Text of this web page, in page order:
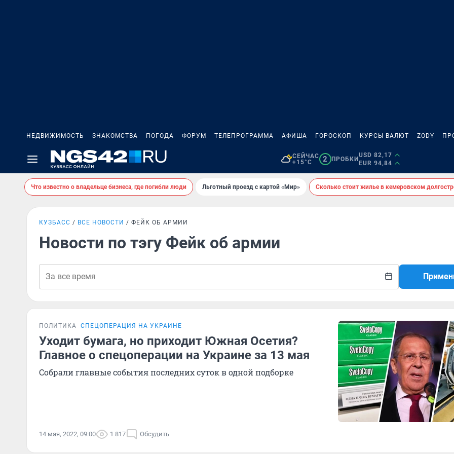
НЕДВИЖИМОСТЬ ЗНАКОМСТВА ПОГОДА ФОРУМ ТЕЛЕПРОГРАММА АФИША ГОРОСКОП КУРСЫ ВАЛЮТ ZODY
СЕЙЧАС
+15°C
2 ПРОБКИ
USD 82,17
EUR 94,84
Что известно о владельце бизнеса, где погибли люди Льготный проезд с картой «Мир» Сколько стоит жилье в кемеровском
КУЗБАСС ВСЕ НОВОСТИ ФЕЙК ОБ АРМИИ
Новости по тэгу Фейк об армии
ПОЛИТИКА СПЕЦОПЕРАЦИЯ НА УКРАИНЕ
Уходит бумага, но приходит Южная Осетия?
Главное о спецоперации на Украине за 13 мая
Собрали главные события последних суток в одной подборке
14 мая, 2022, 09:00 1 817 Обсудить